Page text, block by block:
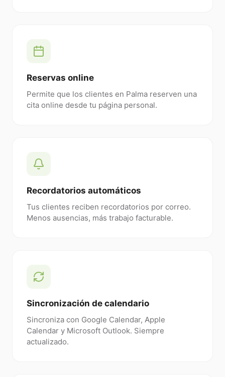
Reservas online
Permite que los clientes en Palma reserven una
cita online desde tu página personal.
Recordatorios automáticos
Tus clientes reciben recordatorios por correo.
Menos ausencias, más trabajo facturable.
Sincronización de calendario
Sincroniza con Google Calendar, Apple
Calendar y Microsoft Outlook. Siempre
actualizado.